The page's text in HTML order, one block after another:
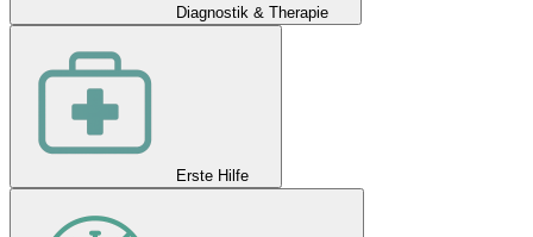
Diagnostik & Therapie
Erste Hilfe